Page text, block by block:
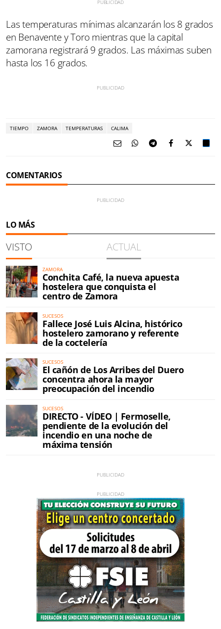
Las temperaturas mínimas alcanzarán los 8 grados
en Benavente y Toro mientras que la capital
zamorana registrará 9 grados. Las máximas suben
hasta los 16 grados.
TIEMPO ZAMORA TEMPERATURAS CALIMA
COMENTARIOS
LO MÁS
VISTO ACTUAL
ZAMORA
Conchita Café, la nueva apuesta
hostelera que conquista el
centro de Zamora
SUCESOS
Fallece José Luis Alcina, histórico
hostelero zamorano y referente
de la coctelería
SUCESOS
El cañón de Los Arribes del Duero
concentra ahora la mayor
preocupación del incendio
SUCESOS
DIRECTO - VÍDEO | Fermoselle,
pendiente de la evolución del
incendio en una noche de
máxima tensión